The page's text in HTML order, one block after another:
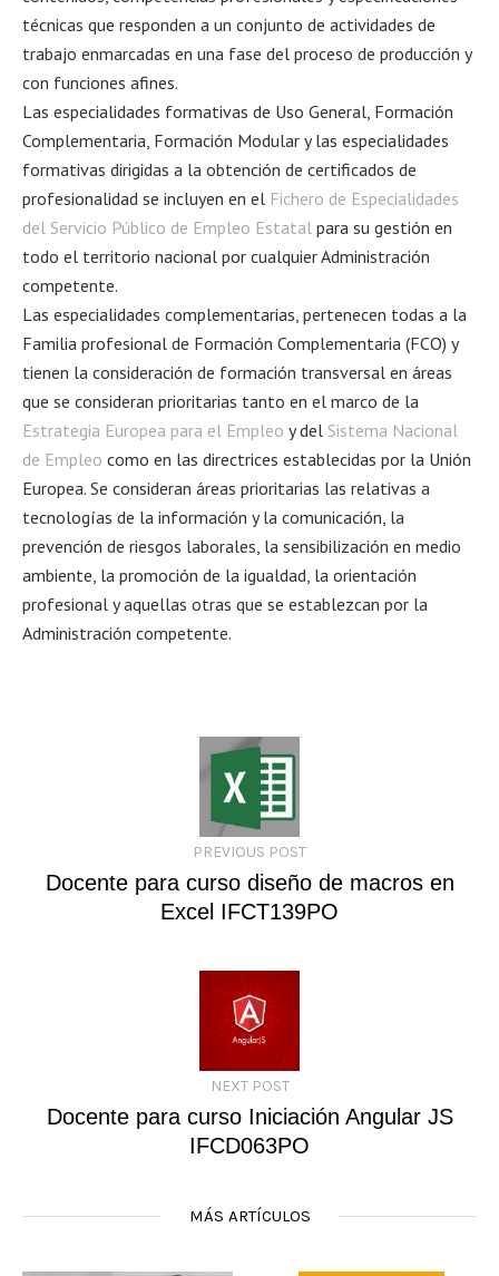
técnicas que responden a un conjunto de actividades de
trabajo enmarcadas en una fase del proceso de producción y
con funciones afines.
Las especialidades formativas de Uso General, Formación
Complementaria, Formación Modular y las especialidades
formativas dirigidas a la obtención de certificados de
profesionalidad se incluyen en el Fichero de Especialidades
del Servicio Público de Empleo Estatal para su gestión en
todo el territorio nacional por cualquier Administración
competente.
Las especialidades complementarias, pertenecen todas a la
Familia profesional de Formación Complementaria (FCO) y
tienen la consideración de formación transversal en áreas
que se consideran prioritarias tanto en el marco de la
Estrategia Europea para el Empleo y del Sistema Nacional
de Empleo como en las directrices establecidas por la Unión
Europea. Se consideran áreas prioritarias las relativas a
tecnologías de la información y la comunicación, la
prevención de riesgos laborales, la sensibilización en medio
ambiente, la promoción de la igualdad, la orientación
profesional y aquellas otras que se establezcan por la
Administración competente.
PREVIOUS POST
Docente para curso diseño de macros en
Excel IFCT139PO
NEXT POST
Docente para curso Iniciación Angular JS
IFCD063PO
MÁS ARTÍCULOS